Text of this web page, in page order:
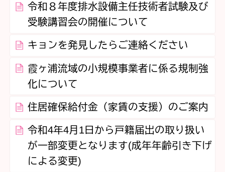
令和８年度排水設備主任技術者試験及び
受験講習会の開催について
キョンを発見したらご連絡ください
霞ヶ浦流域の小規模事業者に係る規制強
化について
住居確保給付金（家賃の支援）のご案内
令和4年4月1日から戸籍届出の取り扱い
が一部変更となります(成年年齢引き下げ
による変更)